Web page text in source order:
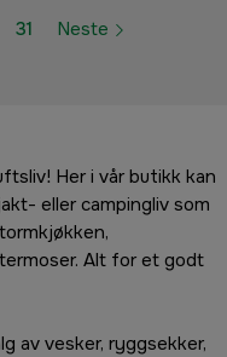
31 Neste
Her i vår butikk kan
eller campingliv som
Alt for et godt
av vesker, ryggsekker,